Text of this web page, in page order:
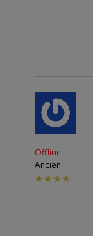
Offline
Ancien
★★★★